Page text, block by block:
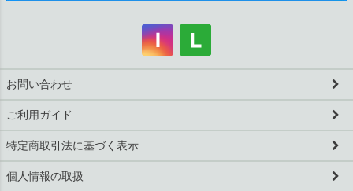
お問い合わせ
ご利用ガイド
特定商取引法に基づく表示
個人情報の取扱